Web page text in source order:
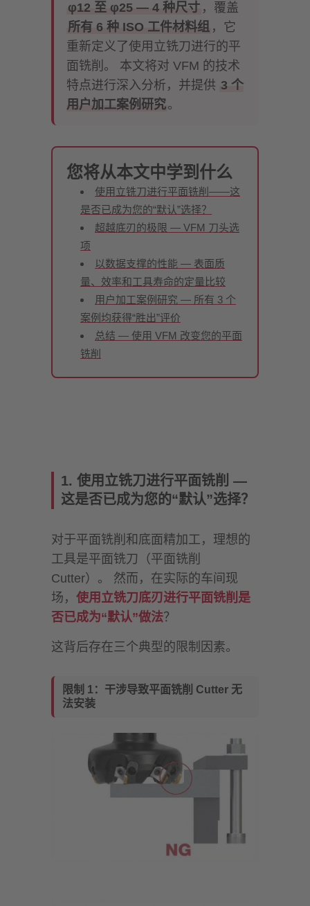
φ12 至 φ25 — 4 种尺寸 ，覆盖
所有 6 种 ISO 工件材料组 ，它
重新定义了使用立铣刀进行的平
面铣削。 本文将对 VFM 的技术
特点进行深入分析，并提供 3 个
用户加工案例研究。
您将从本文中学到什么
使用立铣刀进行平面铣削——这
是否已成为您的“默认”选择？
超越底刃的极限 — VFM 刀头选
项
以数据支撑的性能 — 表面质
量、效率和工具寿命的定量比较
用户加工案例研究 — 所有 3 个
案例均获得“胜出”评价
总结 — 使用 VFM 改变您的平面
铣削
1. 使用立铣刀进行平面铣削 —
这是否已成为您的“默认”选择？
对于平面铣削和底面精加工，理想的
工具是平面铣刀（平面铣削
Cutter）。 然而，在实际的车间现
场， 使用立铣刀底刃进行平面铣削是
否已成为“默认”做法？
这背后存在三个典型的限制因素。
限制 1：干涉导致平面铣削 Cutter 无
法安装